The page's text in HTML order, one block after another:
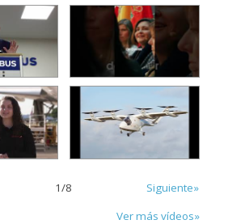
1/8
Siguiente»
Ver más vídeos»